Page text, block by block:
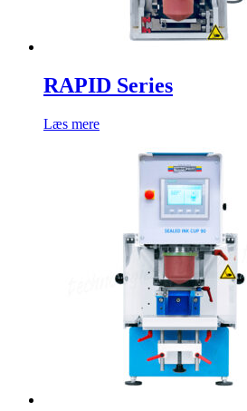
RAPID Series
Læs mere